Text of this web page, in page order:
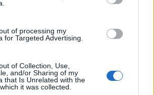
of processing my
for Targeted Advertising.
of Collection, Use,
and/or Sharing of my
that Is Unrelated with the
it was collected.
tra sindacato e istituzioni per